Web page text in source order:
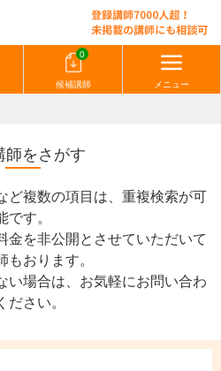
0
候補講師 メニュー
師をさがす
複数の項目は、重複検索が可
です。
金を非公開とさせていただいて
もおります。
い場合は、お気軽にお問い合わ
ださい。